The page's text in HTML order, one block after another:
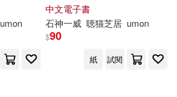
umon
中文電子書
石神一威 聴猫芝居 umon
$90
紙 試閱